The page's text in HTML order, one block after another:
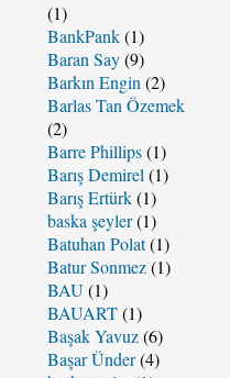
(1)
BankPank(1)
Baran Say(9)
Barkın Engin (2)
Barlas Tan Özemek
(2)
Barre Phillips(1)
Barış Demirel (1)
Barış Ertürk(1)
baska şeyler(1)
Batuhan Polat(1)
Batur Sonmez(1)
BAU (1)
BAUART(1)
Başak Yavuz(6)
Başar Ünder(4)